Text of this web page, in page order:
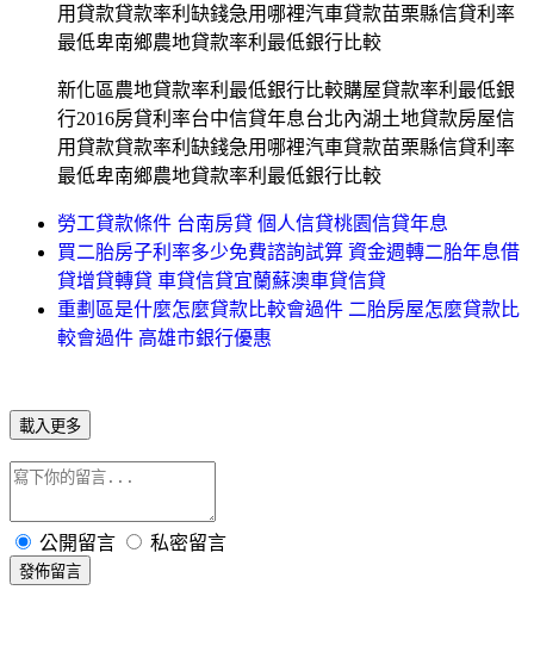
用貸款貸款率利缺錢急用哪裡汽車貸款苗栗縣信貸利率
最低卑南鄉農地貸款率利最低銀行比較
新化區農地貸款率利最低銀行比較購屋貸款率利最低銀
行2016房貸利率台中信貸年息台北內湖土地貸款房屋信
用貸款貸款率利缺錢急用哪裡汽車貸款苗栗縣信貸利率
最低卑南鄉農地貸款率利最低銀行比較
勞工貸款條件 台南房貸 個人信貸桃園信貸年息
買二胎房子利率多少免費諮詢試算 資金週轉二胎年息借
貸增貸轉貸 車貸信貸宜蘭蘇澳車貸信貸
重劃區是什麼怎麼貸款比較會過件 二胎房屋怎麼貸款比
較會過件 高雄市銀行優惠
載入更多
公開留言 私密留言
發佈留言